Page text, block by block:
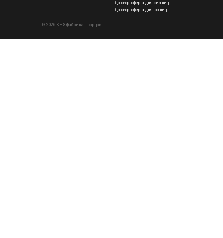
© 2026 KHS Фабрика Творцов
Договор-оферта для юр.лиц
Договор-оферта для физ.лиц